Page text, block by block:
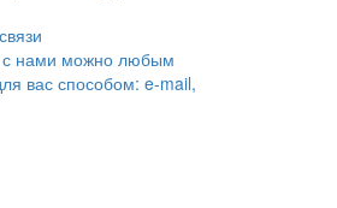
с нами можно любым
вас способом: e-mail,